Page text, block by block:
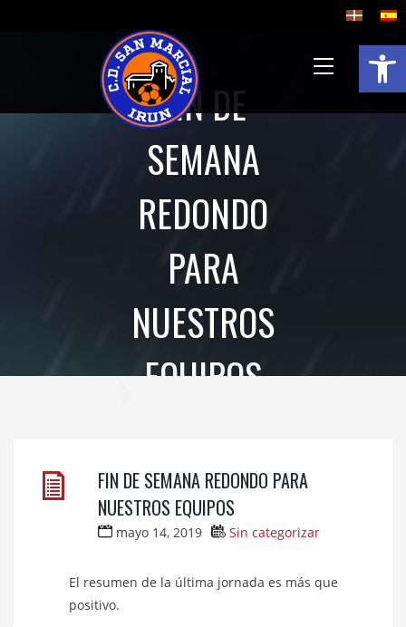
Abrir
FIN DE
SEMANA
REDONDO
PARA
NUESTROS
EQUIPOS
FIN DE SEMANA REDONDO PARA
NUESTROS EQUIPOS
mayo 14, 2019 Sin categorizar
El resumen de la última jornada es más que
positivo.